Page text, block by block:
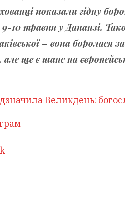
показали гідну
9-10 травня у Дананзі.
– вона боролася
але ще є шанс на
Великдень: